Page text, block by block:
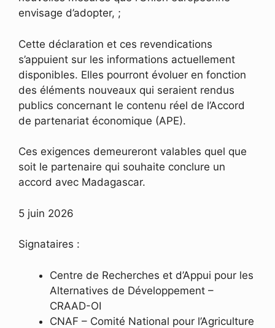
envisage d’adopter, ;
Cette déclaration et ces revendications
s’appuient sur les informations actuellement
disponibles. Elles pourront évoluer en fonction
des éléments nouveaux qui seraient rendus
publics concernant le contenu réel de l’Accord
de partenariat économique (APE).
Ces exigences demeureront valables quel que
soit le partenaire qui souhaite conclure un
accord avec Madagascar.
5 juin 2026
Signataires :
Centre de Recherches et d’Appui pour les
Alternatives de Développement –
CRAAD-OI
CNAF – Comité National pour l’Agriculture